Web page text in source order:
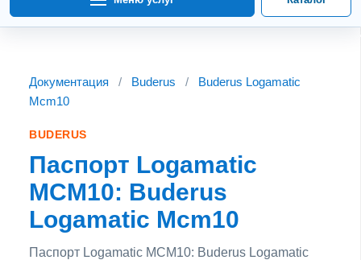
Документация / Buderus /
Buderus Logamatic
Mcm10
BUDERUS
Паспорт Logamatic
MCM10: Buderus
Logamatic Mcm10
Паспорт Logamatic MCM10: Buderus Logamatic